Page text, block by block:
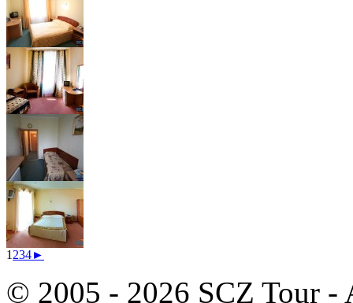
1 234►
© 2005 - 2026 SCZ Tour -